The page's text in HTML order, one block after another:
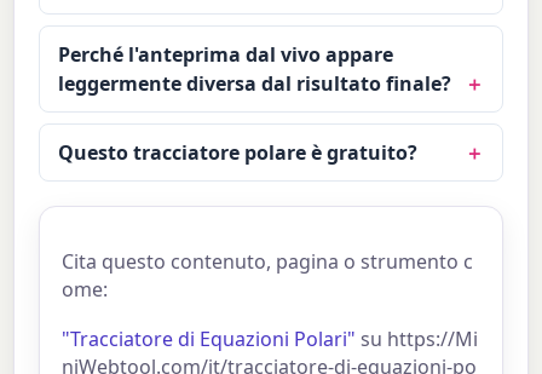
Perché l'anteprima dal vivo appare
leggermente diversa dal risultato finale?
Questo tracciatore polare è gratuito?
Cita questo contenuto, pagina o strumento c
ome:
"Tracciatore di Equazioni Polari" su https://Mi
niWebtool.com/it/tracciatore-di-equazioni-po